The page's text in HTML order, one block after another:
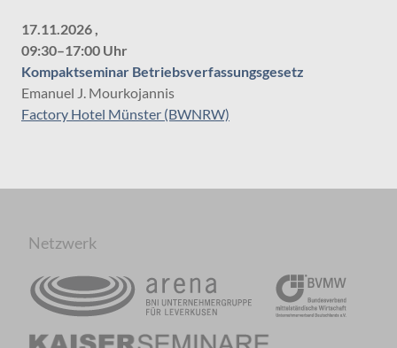
17.11.2026 ,
09:30–17:00 Uhr
Kompaktseminar Betriebsverfassungsgesetz
Emanuel J. Mourkojannis
Factory Hotel Münster (BWNRW)
Netzwerk